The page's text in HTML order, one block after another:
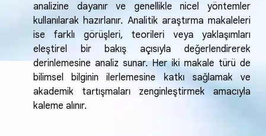
analizine dayanır ve genellikle nicel yöntemler
kullanılarak hazırlanır. Analitik araştırma makaleleri
ise farklı görüşleri, teorileri veya yaklaşımları
eleştirel bir bakış açısıyla değerlendirerek
derinlemesine analiz sunar. Her iki makale türü de
bilimsel bilginin ilerlemesine katkı sağlamak ve
akademik tartışmaları zenginleştirmek amacıyla
kaleme alınır.